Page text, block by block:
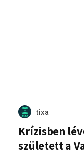
tixa
Krízisben
született a